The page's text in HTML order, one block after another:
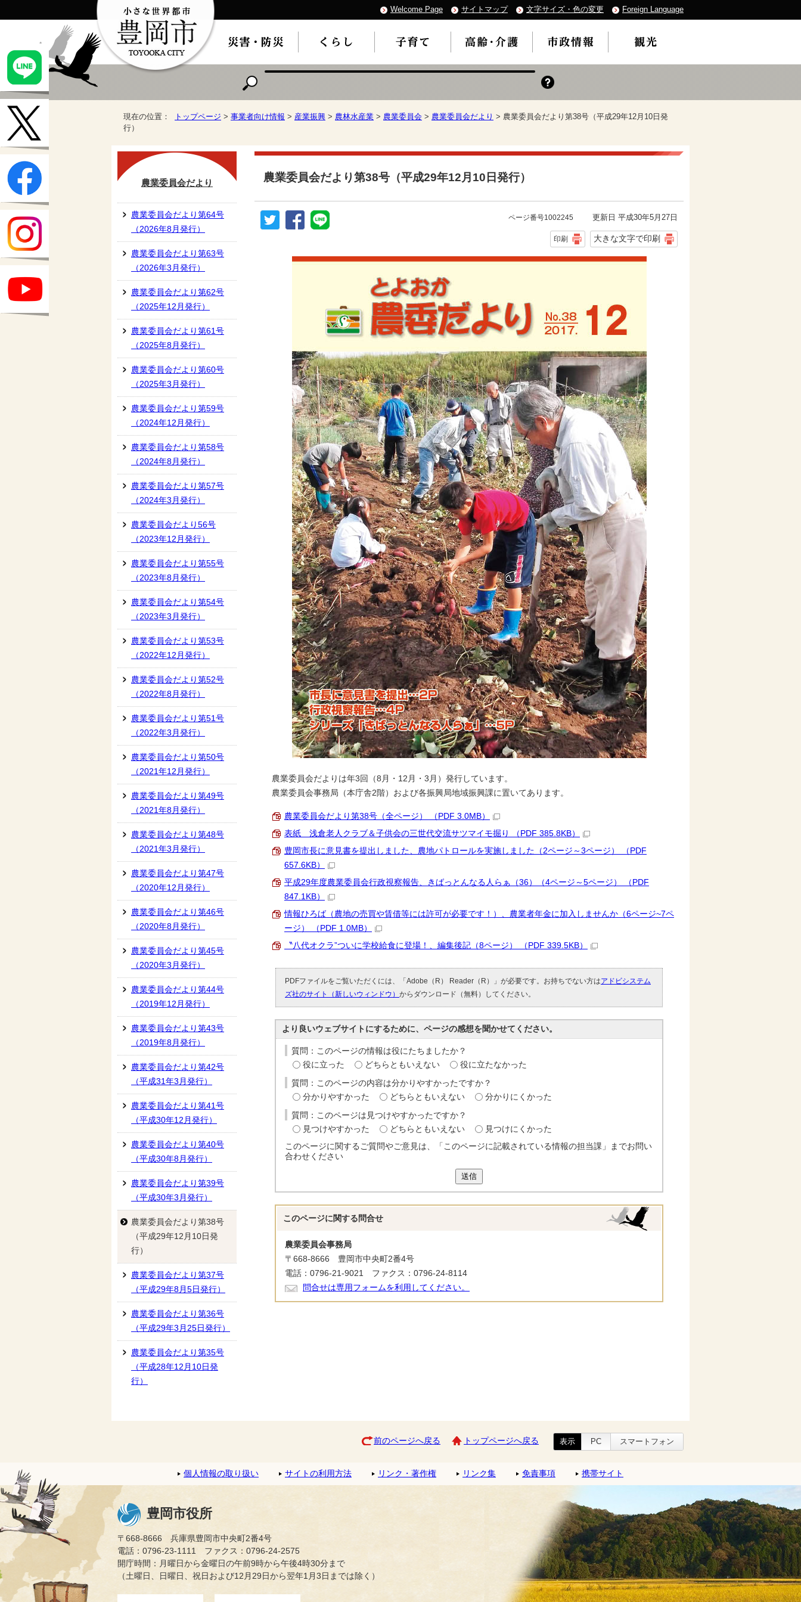
Welcome Page サイトマップ 文字サイズ・色の変更 Foreign Language
現在の位置： トップページ > 事業者向け情報 > 産業振興 > 農林水産業 > 農業委員会 > 農業委員会だより > 農業委員会だより第38号（平成29年12月10日発
行）
農業委員会だより第38号（平成29年12月10日発行）
ページ番号1002245 更新日 平成30年5月27日
印刷 大きな文字で印刷
農業委員会だよりは年3回（8月・12月・3月）発行しています。
農業委員会事務局（本庁舎2階）および各振興局地域振興課に置いてあります。
農業委員会だより第38号（全ページ） （PDF 3.0MB）
表紙 浅倉老人クラブ＆子供会の三世代交流サツマイモ掘り （PDF 385.8KB）
豊岡市長に意見書を提出しました、農地パトロールを実施しました（2ページ～3ページ） （PDF
657.6KB）
平成29年度農業委員会行政視察報告、きばっとんなる人らぁ（36）（4ページ～5ページ） （PDF
847.1KB）
情報ひろば（農地の売買や賃借等には許可が必要です！）、農業者年金に加入しませんか（6ページ~7ペ
ージ） （PDF 1.0MB）
〝八代オクラ”ついに学校給食に登場！、編集後記（8ページ） （PDF 339.5KB）
PDFファイルをご覧いただくには、「Adobe（R） Reader（R）」が必要です。お持ちでない方はアドビシステム
ズ社のサイト（新しいウィンドウ） からダウンロード（無料）してください。
より良いウェブサイトにするために、ページの感想を聞かせてください。
質問：このページの情報は役にたちましたか？
役に立った
どちらともいえない 役に立たなかった
質問：このページの内容は分かりやすかったですか？
分かりやすかった
どちらともいえない 分かりにくかった
質問：このページは見つけやすかったですか？
見つけやすかった
どちらともいえない
見つけにくかった
このページに関するご質問やご意見は、「このページに記載されている情報の担当課」までお問い
合わせください
送信
このページに関する 問合せ
農業委員会事務局
〒668-8666 豊岡市中央町2番4号
電話：0796-21-9021 ファクス：0796-24-8114
問合せは専用フォームを利用してください。
農業委員会だより
農業委員会だより第64号
（2026年8月発行）
農業委員会だより第63号
（2026年3月発行）
農業委員会だより第62号
（2025年12月発行）
農業委員会だより第61号
（2025年8月発行）
農業委員会だより第60号
（2025年3月発行）
農業委員会だより第59号
（2024年12月発行）
農業委員会だより第58号
（2024年8月発行）
農業委員会だより第57号
（2024年3月発行）
農業委員会だより56号
（2023年12月発行）
農業委員会だより第55号
（2023年8月発行）
農業委員会だより第54号
（2023年3月発行）
農業委員会だより第53号
（2022年12月発行）
農業委員会だより第52号
（2022年8月発行）
農業委員会だより第51号
（2022年3月発行）
農業委員会だより第50号
（2021年12月発行）
農業委員会だより第49号
（2021年8月発行）
農業委員会だより第48号
（2021年3月発行）
農業委員会だより第47号
（2020年12月発行）
農業委員会だより第46号
（2020年8月発行）
農業委員会だより第45号
（2020年3月発行）
農業委員会だより第44号
（2019年12月発行）
農業委員会だより第43号
（2019年8月発行）
農業委員会だより第42号
（平成31年3月発行）
農業委員会だより第41号
（平成30年12月発行）
農業委員会だより第40号
（平成30年8月発行）
農業委員会だより第39号
（平成30年3月発行）
農業委員会だより第38号
（平成29年12月10日発
行）
農業委員会だより第37号
（平成29年8月5日発行）
農業委員会だより第36号
（平成29年3月25日発行）
農業委員会だより第35号
（平成28年12月10日発
行）
前のページへ戻る トップページへ戻る 表示 PC スマートフォン
個人情報の取り扱い サイトの利用方法 リンク・著作権 リンク集 免責事項 携帯サイト
豊岡市役所
〒668-8666 兵庫県豊岡市中央町2番4号
電話：0796-23-1111 ファクス：0796-24-2575
開庁時間：月曜日から金曜日の午前9時から午後4時30分まで
（土曜日、日曜日、祝日および12月29日から翌年1月3日までは除く）